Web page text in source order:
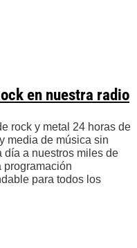
en nuestra radio
rock y metal 24 horas de
media de música sin
día a nuestros miles de
programación
para todos los